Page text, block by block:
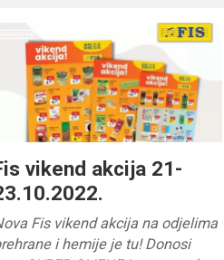
vikend akcija 21-
Fis vikend akcija na odjelima
i hemije je tu! Donosi